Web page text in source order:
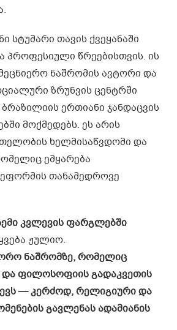
სტუმარი თავის ქვეყანაში
პროფესიული წრეებისთვის. ის
ნაშრომის ავტორი და
ზრუნვის ცენტრში
ერთიანი ჯანდაცვის
მოქმედებს. ეს არის
ხელმისაწვდომი და
ემყარება
თანამედროვე
კვლევის ფარგლებში
ჟულიო.
ნაშრომზე, რომელიც
და ფილოსოფიის გადაკვეთის
— კერძოდ, რელიგიური და
გავლენას ადამიანის